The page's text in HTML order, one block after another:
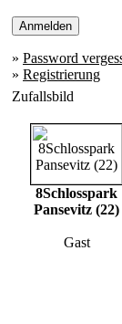
» Password
» Registrierung
Zufallsbild
8Schlosspark
Pansevitz (22)
Gast